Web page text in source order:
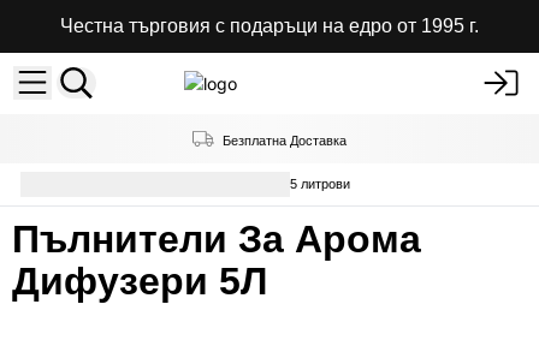
Честна търговия с подаръци на едро от 1995 г.
Безплатна Доставка
Пълнители За Арома Дифузери - 5 литрови
Пълнители За Арома
Дифузери 5Л